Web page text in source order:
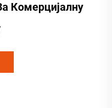
Комерцијалну